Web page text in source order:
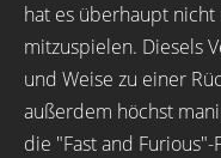
hat es überhaupt nicht
mitzuspielen. Diesels
und Weise zu einer
außerdem höchst
die "Fast and Furious"-